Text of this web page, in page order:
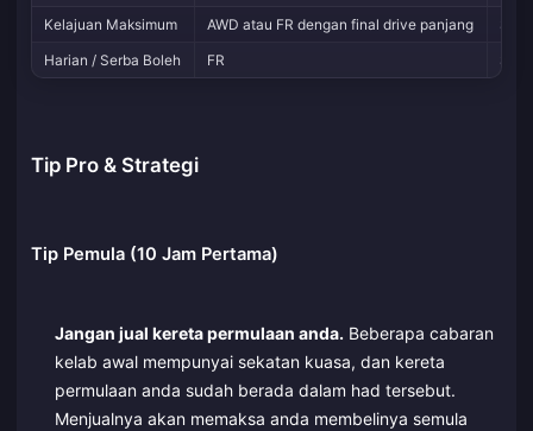
Kelajuan Maksimum
AWD atau FR dengan final drive panjang
Harian / Serba Boleh
FR
Tip Pro & Strategi
Tip Pemula (10 Jam Pertama)
Jangan jual kereta permulaan anda. Beberapa cabaran
kelab awal mempunyai sekatan kuasa, dan kereta
permulaan anda sudah berada dalam had tersebut.
Menjualnya akan memaksa anda membelinya semula